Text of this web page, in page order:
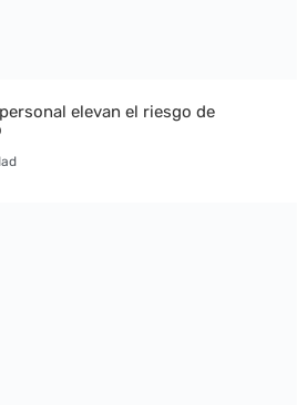
elevan el riesgo de